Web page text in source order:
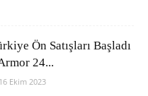
Ön Satışları Başladı
24...
16 Ekim 2023